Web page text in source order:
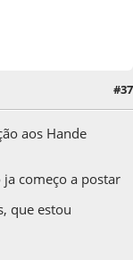
de 2009, as 23:49:14#37
aos Hande
começo a postar
que estou